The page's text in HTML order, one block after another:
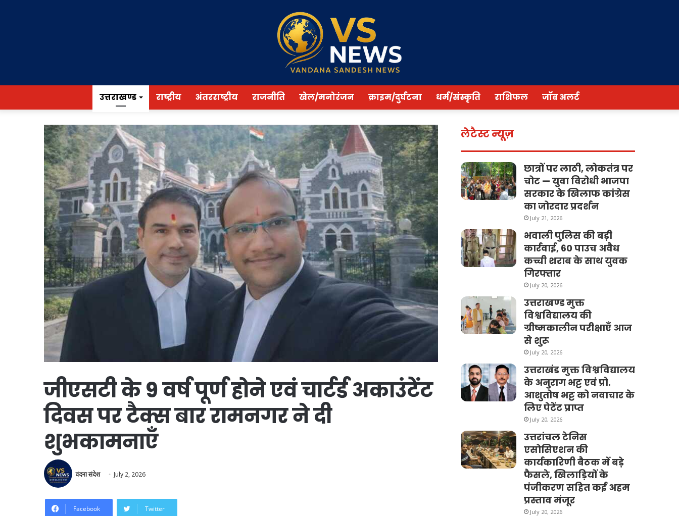
उत्तराखण्ड राष्ट्रीय अंतरराष्ट्रीय राजनीति खेल/मनोरंजन क्राइम/दुर्घटना धर्म/संस्कृति राशिफल जॉब अलर्ट
जीएसटी के 9 वर्ष पूर्ण होने एवं चार्टर्ड अकाउंटेंट
दिवस पर टैक्स बार रामनगर ने दी
शुभकामनाएँ
वंदना संदेश July 2, 2026
Facebook Twitter
लेटैस्ट न्यूज़
छात्रों पर लाठी, लोकतंत्र पर
चोट — युवा विरोधी भाजपा
सरकार के खिलाफ कांग्रेस
का जोरदार प्रदर्शन
July 21, 2026
भवाली पुलिस की बड़ी
कार्रवाई, 60 पाउच अवैध
कच्ची शराब के साथ युवक
गिरफ्तार
July 20, 2026
उत्तराखण्ड मुक्त
विश्वविद्यालय की
ग्रीष्मकालीन परीक्षाएँ आज
से शुरू
July 20, 2026
उत्तराखंड मुक्त विश्वविद्यालय
के अनुराग भट्ट एवं प्रो.
आशुतोष भट्ट को नवाचार के
लिए पेटेंट प्राप्त
July 20, 2026
उत्तरांचल टेनिस
एसोसिएशन की
कार्यकारिणी बैठक में बड़े
फैसले, खिलाड़ियों के
पंजीकरण सहित कई अहम
प्रस्ताव मंजूर
July 20, 2026